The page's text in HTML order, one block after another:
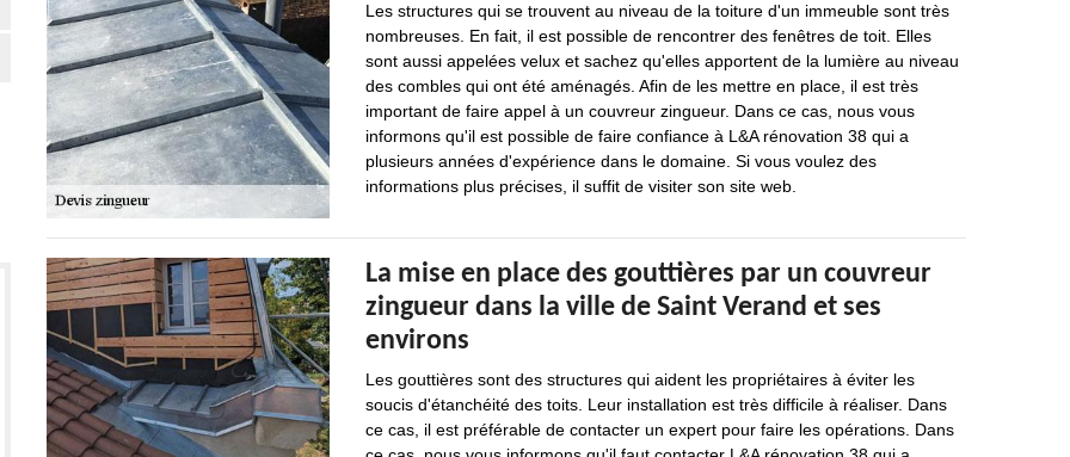
Les structures qui se trouvent au niveau de la toiture d'un immeuble sont très
nombreuses. En fait, il est possible de rencontrer des fenêtres de toit. Elles
sont aussi appelées velux et sachez qu'elles apportent de la lumière au niveau
des combles qui ont été aménagés. Afin de les mettre en place, il est très
important de faire appel à un couvreur zingueur. Dans ce cas, nous vous
informons qu'il est possible de faire confiance à L&A rénovation 38 qui a
plusieurs années d'expérience dans le domaine. Si vous voulez des
informations plus précises, il suffit de visiter son site web.
La mise en place des gouttières par un couvreur
zingueur dans la ville de Saint Verand et ses
environs
Les gouttières sont des structures qui aident les propriétaires à éviter les
soucis d'étanchéité des toits. Leur installation est très difficile à réaliser. Dans
ce cas, il est préférable de contacter un expert pour faire les opérations. Dans